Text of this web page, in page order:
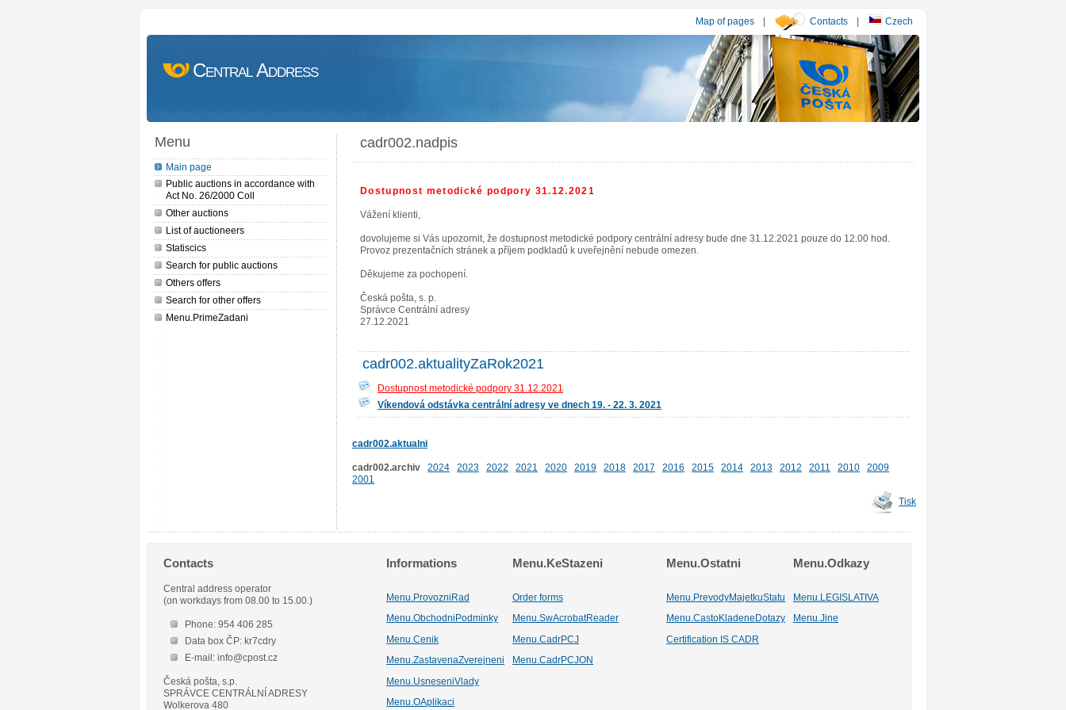
Map of pages | Contacts | Czech
Central Address
Menu
Main page
Public auctions in accordance with
Act No. 26/2000 Coll
Other auctions
List of auctioneers
Statiscics
Search for public auctions
Others offers
Search for other offers
Menu.PrimeZadani
cadr002.nadpis
Dostupnost metodické podpory 31.12.2021
Vážení klienti,
dovolujeme si Vás upozornit, že dostupnost metodické podpory centrální adresy bude dne 31.12.2021 pouze do 12.00 hod.
Provoz prezentačních stránek a příjem podkladů k uveřejnění nebude omezen.
Děkujeme za pochopení.
Česká pošta, s. p.
Správce Centrální adresy
27.12.2021
cadr002.aktualityZaRok2021
Dostupnost metodické podpory 31.12.2021
Víkendová odstávka centrální adresy ve dnech 19. - 22. 3. 2021
cadr002.aktualni
cadr002.archiv 2024 2023 2022 2021 2020 2019 2018 2017 2016 2015 2014 2013 2012 2011 2010
2009
2001
Tisk
Contacts
Central address operator
(on workdays from 08.00 to 15.00.)
Phone: 954 406 285
Data box ČP: kr7cdry
E-mail: info@cpost.cz
Česká pošta, s.p.
SPRÁVCE CENTRÁLNÍ ADRESY
Wolkerova 480
Informations Menu.KeStazeni Menu.Ostatni Menu.Odkazy
Menu.ProvozniRad Order forms Menu.PrevodyMajetkuStatu
Menu.LEGISLATIVA
Menu.ObchodniPodminky
Menu.SwAcrobatReader Menu.CastoKladeneDotazy Menu.Jine
Menu.Cenik Menu.CadrPCJ
Certification IS CADR
Menu.ZastavenaZverejneni
Menu.CadrPCJON
Menu.UsneseniVlady
Menu.OAplikaci